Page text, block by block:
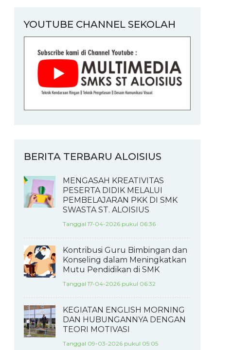
YOUTUBE CHANNEL SEKOLAH
BERITA TERBARU ALOISIUS
MENGASAH KREATIVITAS
PESERTA DIDIK MELALUI
PEMBELAJARAN PKK DI SMK
SWASTA ST. ALOISIUS
Tanggal 17-04-2026 pukul 06:36
Kontribusi Guru Bimbingan dan
Konseling dalam Meningkatkan
Mutu Pendidikan di SMK
Tanggal 17-04-2026 pukul 06:32
KEGIATAN ENGLISH MORNING
DAN HUBUNGANNYA DENGAN
TEORI MOTIVASI
Tanggal 09-03-2026 pukul 05:05